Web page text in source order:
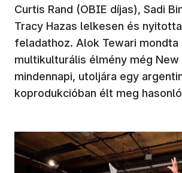
Curtis Rand (OBIE díjas), Sadi
Tracy Hazas lelkesen és
feladathoz. Alok Tewari mondta
multikulturális élmény még New
mindennapi, utoljára egy
koprodukcióban élt meg